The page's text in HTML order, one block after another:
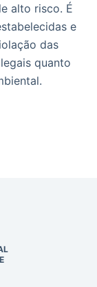
alto risco. É
e
das
quanto